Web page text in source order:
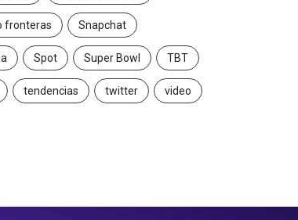
fronteras Snapchat
Spot Super Bowl TBT
tendencias twitter video